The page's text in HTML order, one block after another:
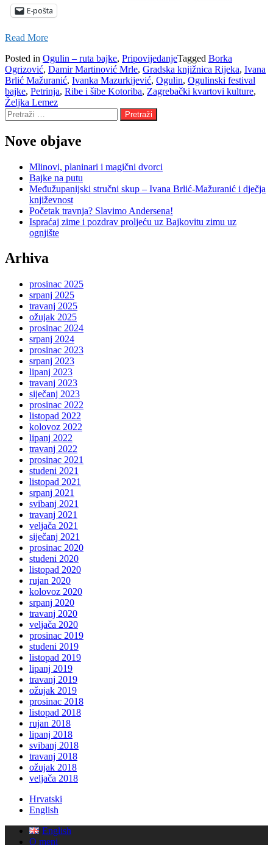
E-pošta
Read More
Posted in Ogulin – ruta bajke, PripovijedanjeTagged Borka
Ogrizović, Damir Martinović Mrle, Gradska knjižnica Rijeka, Ivana
Brlić Mažuranić, Ivanka Mazurkijević, Ogulin, Ogulinski festival
bajke, Petrinja, Ribe i šibe Kotoriba, Zagrebački kvartovi kulture,
Željka Lemez
Pretraži:
Nove objave
Mlinovi, planinari i magični dvorci
Bajke na putu
Međužupanijski stručni skup – Ivana Brlić-Mažuranić i dječja
književnost
Početak travnja? Slavimo Andersena!
Ispraćaj zime i pozdrav proljeću uz Bajkovitu zimu uz
ognjište
Arhiva
prosinac 2025
srpanj 2025
travanj 2025
ožujak 2025
prosinac 2024
srpanj 2024
prosinac 2023
srpanj 2023
lipanj 2023
travanj 2023
siječanj 2023
prosinac 2022
listopad 2022
kolovoz 2022
lipanj 2022
travanj 2022
prosinac 2021
studeni 2021
listopad 2021
srpanj 2021
svibanj 2021
travanj 2021
veljača 2021
siječanj 2021
prosinac 2020
studeni 2020
listopad 2020
rujan 2020
kolovoz 2020
srpanj 2020
travanj 2020
veljača 2020
prosinac 2019
studeni 2019
listopad 2019
lipanj 2019
travanj 2019
ožujak 2019
prosinac 2018
listopad 2018
rujan 2018
lipanj 2018
svibanj 2018
travanj 2018
ožujak 2018
veljača 2018
Hrvatski
English
English
O meni